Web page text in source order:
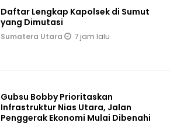
Daftar Lengkap Kapolsek di Sumut
yang Dimutasi
Sumatera Utara 7 jam lalu
Gubsu Bobby Prioritaskan
Infrastruktur Nias Utara, Jalan
Penggerak Ekonomi Mulai Dibenahi